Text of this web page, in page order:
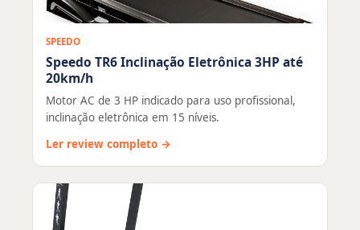
SPEEDO
Speedo TR6 Inclinação Eletrônica 3HP até
20km/h
Motor AC de 3 HP indicado para uso profissional,
inclinação eletrônica em 15 níveis.
Ler review completo →